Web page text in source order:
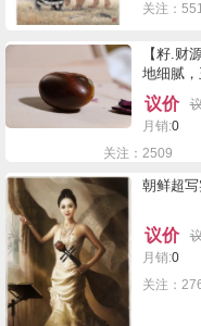
关注：
【籽.财
地细腻
慈眉长
余，☁️福
粟米满...
议价
月销:0
关注：2509
朝鲜超
议价
月销:0
关注：